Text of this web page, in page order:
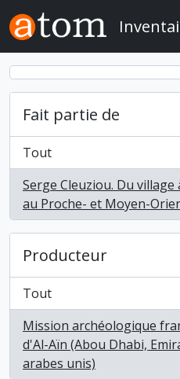
Skip to main content
Fait partie de
Tout
Serge Cleuziou. Du village
au Proche- et Moyen-
, 1 résultats
Producteur
Tout
Mission archéologique
d'Al-Aïn (Abou Dhabi,
arabes unis)
, 1 résultats